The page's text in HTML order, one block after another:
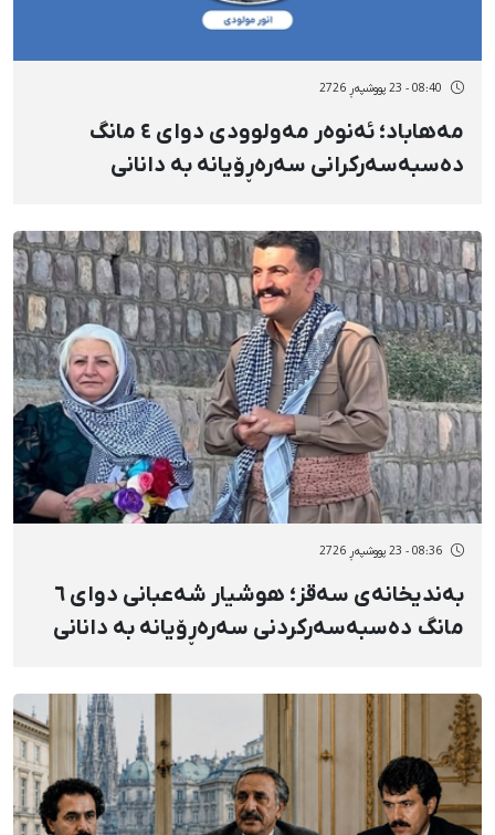
08:40 - 23 پووشپەڕ 2726
مەهاباد؛ ئەنوەر مەولوودی دوای ٤ مانگ
دەسبەسەرکرانی سەرەڕۆیانە بە دانانی
08:36 - 23 پووشپەڕ 2726
بەندیخانەی سەقز؛ هوشیار شەعبانی دوای ٦
مانگ دەسبەسەرکردنی سەرەڕۆیانە بە دانانی